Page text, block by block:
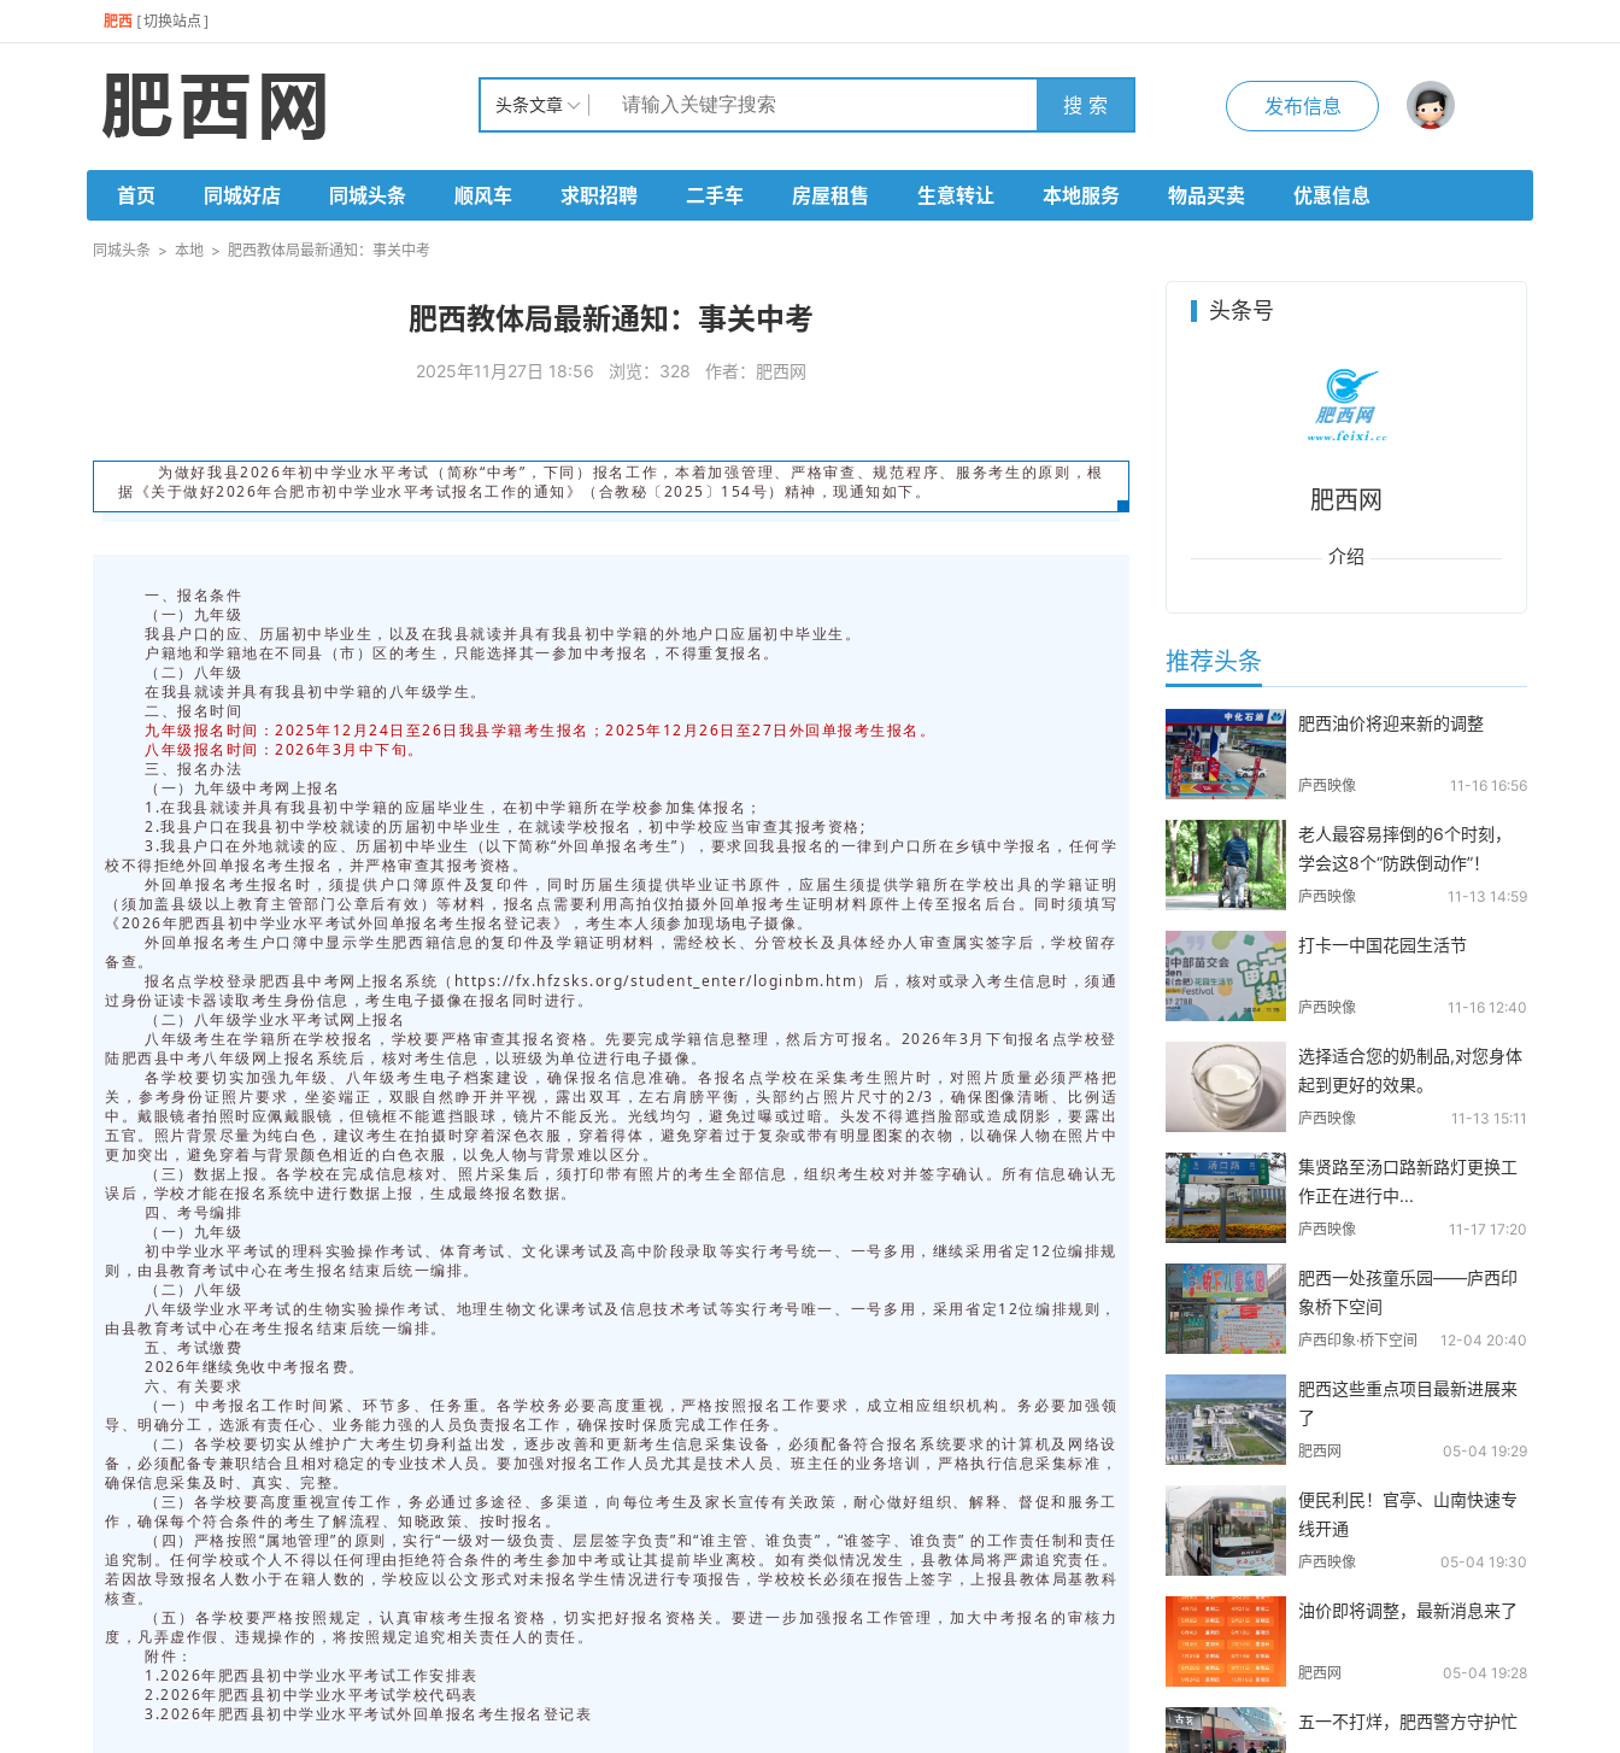
肥西 [切换站点 ]
头条文章 搜 索 发布信息
首页 同城好店 同城头条 顺风车 求职招聘 二手车 房屋租售 生意转让 本地服务 物品买卖 优惠信息
同城头条 > 本地 > 肥西教体局最新通知：事关中考
肥西教体局最新通知：事关中考
2025年11月27日 18:56 浏览：328 作者：肥西网
为做好我县2026年初中学业水平考试（简称“中考”，下同）报名工作，本着加强管理、严格审查、规范程序、服务考生的原则，根
据《关于做好2026年合肥市初中学业水平考试报名工作的通知》（合教秘〔2025〕154号）精神，现通知如下。
一、报名条件
（一）九年级
我县户口的应、历届初中毕业生，以及在我县就读并具有我县初中学籍的外地户口应届初中毕业生。
户籍地和学籍地在不同县（市）区的考生，只能选择其一参加中考报名，不得重复报名。
（二）八年级
在我县就读并具有我县初中学籍的八年级学生。
二、报名时间
九年级报名时间：2025年12月24日至26日我县学籍考生报名；2025年12月26日至27日外回单报考生报名。
八年级报名时间：2026年3月中下旬。
三、报名办法
（一）九年级中考网上报名
1.在我县就读并具有我县初中学籍的应届毕业生，在初中学籍所在学校参加集体报名；
2.我县户口在我县初中学校就读的历届初中毕业生，在就读学校报名，初中学校应当审查其报考资格;
3.我县户口在外地就读的应、历届初中毕业生（以下简称“外回单报名考生”），要求回我县报名的一律到户口所在乡镇中学报名，任何学
校不得拒绝外回单报名考生报名，并严格审查其报考资格。
外回单报名考生报名时，须提供户口簿原件及复印件，同时历届生须提供毕业证书原件，应届生须提供学籍所在学校出具的学籍证明
（须加盖县级以上教育主管部门公章后有效）等材料，报名点需要利用高拍仪拍摄外回单报考生证明材料原件上传至报名后台。同时须填写
《2026年肥西县初中学业水平考试外回单报名考生报名登记表》，考生本人须参加现场电子摄像。
外回单报名考生户口簿中显示学生肥西籍信息的复印件及学籍证明材料，需经校长、分管校长及具体经办人审查属实签字后，学校留存
备查。
报名点学校登录肥西县中考网上报名系统（https://fx.hfzsks.org/student_enter/loginbm.htm）后，核对或录入考生信息时，须通
过身份证读卡器读取考生身份信息，考生电子摄像在报名同时进行。
（二）八年级学业水平考试网上报名
八年级考生在学籍所在学校报名，学校要严格审查其报名资格。先要完成学籍信息整理，然后方可报名。2026年3月下旬报名点学校登
陆肥西县中考八年级网上报名系统后，核对考生信息，以班级为单位进行电子摄像。
各学校要切实加强九年级、八年级考生电子档案建设，确保报名信息准确。各报名点学校在采集考生照片时，对照片质量必须严格把
关，参考身份证照片要求，坐姿端正，双眼自然睁开并平视，露出双耳，左右肩膀平衡，头部约占照片尺寸的2/3，确保图像清晰、比例适
中。戴眼镜者拍照时应佩戴眼镜，但镜框不能遮挡眼球，镜片不能反光。‌光线均匀，避免过曝或过暗。头发不得遮挡脸部或造成阴影，要露出
五官。照片背景尽量为纯白色，建议考生在拍摄时穿着深色衣服，穿着得体，避免穿着过于复杂或带有明显图案的衣物，以确保人物在照片中
更加突出，避免穿着与背景颜色相近的白色衣服，以免人物与背景难以区分。
（三）数据上报。各学校在完成信息核对、照片采集后，须打印带有照片的考生全部信息，组织考生校对并签字确认。所有信息确认无
误后，学校才能在报名系统中进行数据上报，生成最终报名数据。
四、考号编排
（一）九年级
初中学业水平考试的理科实验操作考试、体育考试、文化课考试及高中阶段录取等实行考号统一、一号多用，继续采用省定12位编排规
则，由县教育考试中心在考生报名结束后统一编排。
（二）八年级
八年级学业水平考试的生物实验操作考试、地理生物文化课考试及信息技术考试等实行考号唯一、一号多用，采用省定12位编排规则，
由县教育考试中心在考生报名结束后统一编排。
五、考试缴费
2026年继续免收中考报名费。
六、有关要求
（一）中考报名工作时间紧、环节多、任务重。各学校务必要高度重视，严格按照报名工作要求，成立相应组织机构。务必要加强领
导、明确分工，选派有责任心、业务能力强的人员负责报名工作，确保按时保质完成工作任务。
（二）各学校要切实从维护广大考生切身利益出发，逐步改善和更新考生信息采集设备，必须配备符合报名系统要求的计算机及网络设
备，必须配备专兼职结合且相对稳定的专业技术人员。要加强对报名工作人员尤其是技术人员、班主任的业务培训，严格执行信息采集标准，
确保信息采集及时、真实、完整。
（三）各学校要高度重视宣传工作，务必通过多途径、多渠道，向每位考生及家长宣传有关政策，耐心做好组织、解释、督促和服务工
作，确保每个符合条件的考生了解流程、知晓政策、按时报名。
（四）严格按照“属地管理”的原则，实行“一级对一级负责、层层签字负责”和“谁主管、谁负责”，“谁签字、谁负责” 的工作责任制和责任
追究制。任何学校或个人不得以任何理由拒绝符合条件的考生参加中考或让其提前毕业离校。如有类似情况发生，县教体局将严肃追究责任。
若因故导致报名人数小于在籍人数的，学校应以公文形式对未报名学生情况进行专项报告，学校校长必须在报告上签字，上报县教体局基教科
核查。
（五）各学校要严格按照规定，认真审核考生报名资格，切实把好报名资格关。要进一步加强报名工作管理，加大中考报名的审核力
度，凡弄虚作假、违规操作的，将按照规定追究相关责任人的责任。
附件：
1.2026年肥西县初中学业水平考试工作安排表
2.2026年肥西县初中学业水平考试学校代码表
3.2026年肥西县初中学业水平考试外回单报名考生报名登记表
头条号
肥西网
介绍
推荐头条
肥西油价将迎来新的调整
庐西映像 11-16 16:56
老人最容易摔倒的6个时刻，
学会这8个“防跌倒动作”！
庐西映像 11-13 14:59
打卡一中国花园生活节
庐西映像 11-16 12:40
选择适合您的奶制品,对您身体
起到更好的效果。
庐西映像 11-13 15:11
集贤路至汤口路新路灯更换工
作正在进行中...
庐西映像 11-17 17:20
肥西一处孩童乐园——庐西印
象桥下空间
庐西印象·桥下空间 12-04 20:40
肥西这些重点项目最新进展来
了
肥西网 05-04 19:29
便民利民！官亭、山南快速专
线开通
庐西映像 05-04 19:30
油价即将调整，最新消息来了
肥西网 05-04 19:28
五一不打烊，肥西警方守护忙